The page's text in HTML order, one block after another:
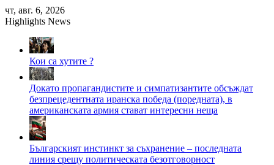
Skip
to
чт, авг. 6, 2026
Highlights News
Кои са хутите ?
Докато пропагандистите и симпатизантите обсъждат
безпрецедентната иранска победа (поредната), в
американската армия стават интересни неща
Българският инстинкт за съхранение – последната
линия срещу политическата безотговорност